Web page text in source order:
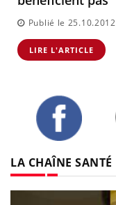
Publié le 25.10.2012
LIRE L'ARTICLE
LA CHAÎNE SANTÉ